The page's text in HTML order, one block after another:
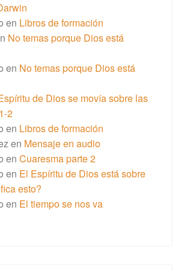
en Libros de formación
No temas porque Dios está
en No temas porque Dios está
de Dios se movía sobre las
2
en Libros de formación
en Mensaje en audio
en Cuaresma parte 2
en El Espíritu de Dios está sobre
esto?
en El tiempo se nos va